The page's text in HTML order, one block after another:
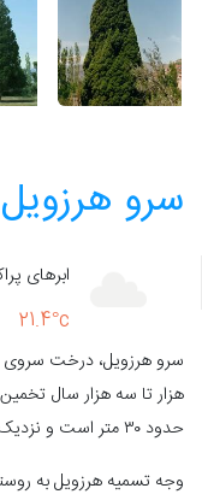
سرو هرزویل
ابرهای
21.4°c
سرو هرزویل، درخت
حدود ۳۰ متر است و نزدیک به ۴ متر قطر دارد.